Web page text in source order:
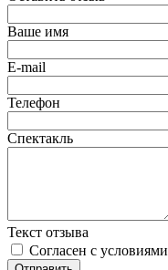
Ваше имя
E-mail
Телефон
Спектакль
Текст отзыва
Согласен с условиями